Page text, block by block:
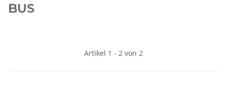
BUS
Artikel 1 - 2 von 2